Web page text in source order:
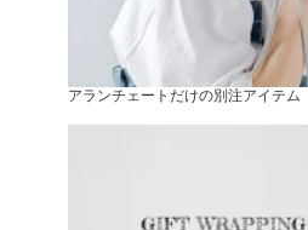
アランチェートだけの別注アイテム